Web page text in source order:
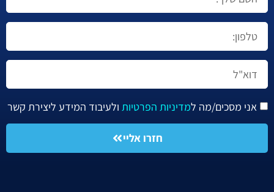
אני מסכים/מה למדיניות הפרטיות ולעיבוד המידע ליצירת קשר
חזרו אליי